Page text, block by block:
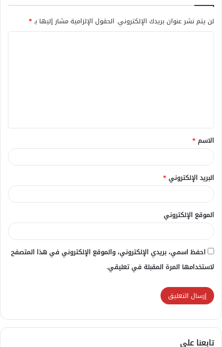
لن يتم نشر عنوان بريدك الإلكتروني. الحقول الإلزامية مشار إليها بـ*
ق
*
الاسم *
البريد الإلكتروني *
الموقع الإلكتروني
احفظ اسمي، بريدي الإلكتروني، والموقع الإلكتروني في هذا المتصفح
لاستخدامها المرة المقبلة في تعليقي.
تابعنا علي